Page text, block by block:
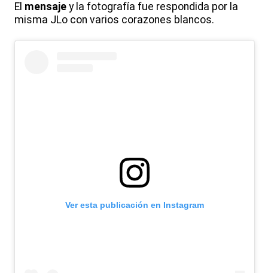
El mensaje y la fotografía fue respondida por la
misma JLo con varios corazones blancos.
Ver esta publicación en Instagram